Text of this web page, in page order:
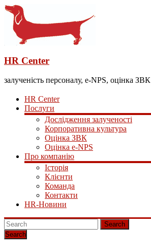
HR Center
залученість персоналу, e-NPS, оцінка ЗВК
HR Center
Послуги
Дослідження залученості
Корпоративна культура
Оцінка ЗВК
Оцінка e-NPS
Про компанію
Історія
Клієнти
Команда
Контакти
HR-Новини
Search